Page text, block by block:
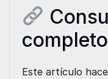
completo
Este artículo